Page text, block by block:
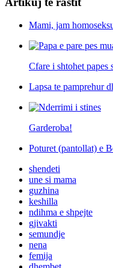
Mami, jam
Cfare i shtohet papes
Lapsa te pamprehur
Garderoba!
Poturet (pantollat) e
shendeti
une si mama
guzhina
keshilla
ndihma e shpejte
gjivakti
semundje
nena
femija